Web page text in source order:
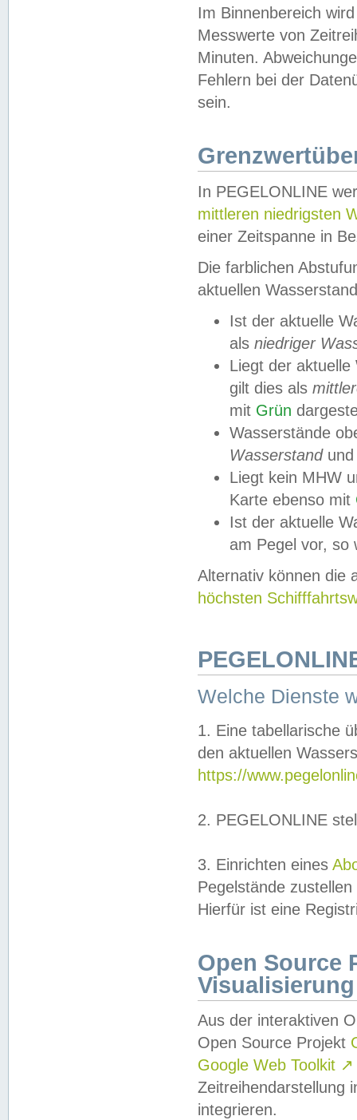
Im Binnenbereich
Messwerte von
Minuten.
Fehlern bei der
sein.
In PEGELONLINE
mittleren niedrigsten
einer Zeitspanne in
Die farblichen
aktuellen
Ist der aktuelle
als niedriger
Liegt der
gilt dies als
mit Grün
Wasserstände
Wasserstandund
Liegt kein MHW
Karte ebenso mit
Ist der aktuelle
am Pegel vor,
Alternativ können die
höchsten
Welche Dienste
1. Eine tabellarische
den aktuellen
https://
2. PEGELONLINE
3. Einrichten eines
Pegelstände
Hierfür ist eine
Open Source
Visualisierung
Aus der interaktiven
Open Source Projekt
Google Web Toolkit ↗
Zeitreihendarstellung
integrieren.